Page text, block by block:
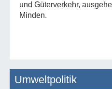
und Güterverkehr,
Minden.
Umweltpolitik